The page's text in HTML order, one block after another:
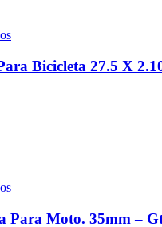
Bicicleta 27.5 X
Para Moto. 35mm –